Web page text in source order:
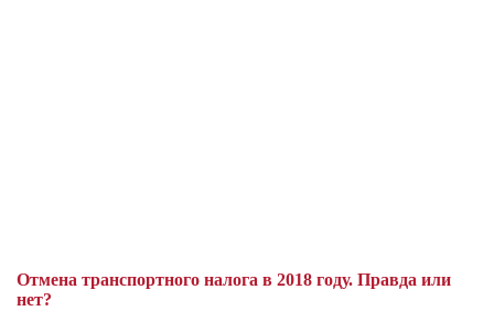
Отмена транспортного налога в 2018 году. Правда или
нет?